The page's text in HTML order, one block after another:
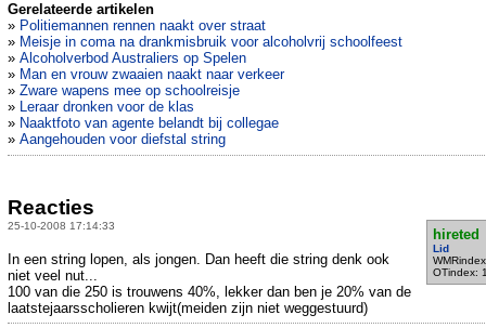
Gerelateerde artikelen
» Politiemannen rennen naakt over straat
» Meisje in coma na drankmisbruik voor alcoholvrij schoolfeest
» Alcoholverbod Australiers op Spelen
» Man en vrouw zwaaien naakt naar verkeer
» Zware wapens mee op schoolreisje
» Leraar dronken voor de klas
» Naaktfoto van agente belandt bij collegae
» Aangehouden voor diefstal string
Reacties
25-10-2008 17:14:33
hireted
Lid
OTindex:
In een string lopen, als jongen. Dan heeft die string denk ook
niet veel nut...
100 van die 250 is trouwens 40%, lekker dan ben je 20% van de
laatstejaarsscholieren kwijt(meiden zijn niet weggestuurd)